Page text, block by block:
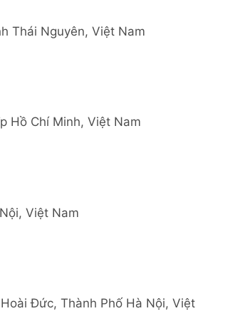
Thái Nguyên, Việt Nam
Hồ Chí Minh, Việt Nam
Việt Nam
Đức, Thành Phố Hà Nội, Việt